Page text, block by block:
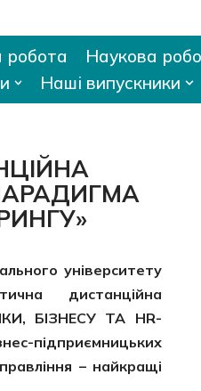
робота Наукова
Наші випускники
університету
дистанційна
БІЗНЕСУ ТА HR-
підприємницьких
– найкращі